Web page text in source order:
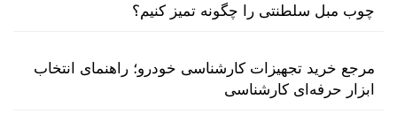
چوب مبل سلطنتی را چگونه تمیز کنیم؟
مرجع خرید تجهیزات کارشناسی خودرو؛ راهنمای انتخاب
ابزار حرفه‌ای کارشناسی